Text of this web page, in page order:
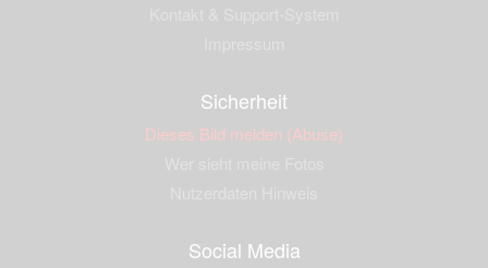
Sicherheit
Dieses Bild melden (Abuse)
Social Media